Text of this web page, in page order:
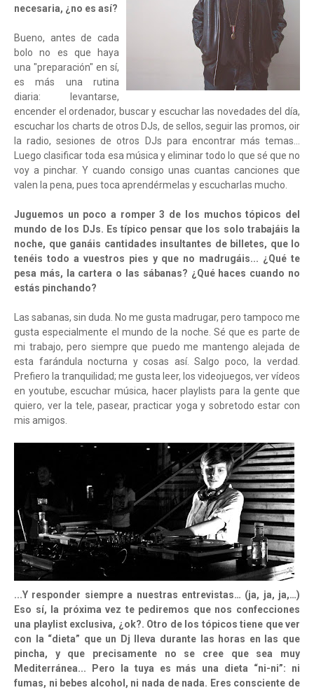
necesaria, ¿no es así?
Bueno, antes de cada
bolo no es que haya
una "preparación" en sí,
es más una rutina
diaria: levantarse,
encender el ordenador, buscar y escuchar las novedades del día,
escuchar los charts de otros DJs, de sellos, seguir las promos, oir
la radio, sesiones de otros DJs para encontrar más temas…
Luego clasificar toda esa música y eliminar todo lo que sé que no
voy a pinchar. Y cuando consigo unas cuantas canciones que
valen la pena, pues toca aprendérmelas y escucharlas mucho.
Juguemos un poco a romper 3 de los muchos tópicos del
mundo de los DJs. Es típico pensar que los solo trabajáis la
noche, que ganáis cantidades insultantes de billetes, que lo
tenéis todo a vuestros pies y que no madrugáis... ¿Qué te
pesa más, la cartera o las sábanas? ¿Qué haces cuando no
estás pinchando?
Las sabanas, sin duda. No me gusta madrugar, pero tampoco me
gusta especialmente el mundo de la noche. Sé que es parte de
mi trabajo, pero siempre que puedo me mantengo alejada de
esta farándula nocturna y cosas así. Salgo poco, la verdad.
Prefiero la tranquilidad; me gusta leer, los videojuegos, ver vídeos
en youtube, escuchar música, hacer playlists para la gente que
quiero, ver la tele, pasear, practicar yoga y sobretodo estar con
mis amigos.
...Y responder siempre a nuestras entrevistas… (ja, ja, ja,…)
Eso sí, la próxima vez te pediremos que nos confecciones
una playlist exclusiva, ¿ok?. Otro de los tópicos tiene que ver
con la “dieta” que un Dj lleva durante las horas en las que
pincha, y que precisamente no se cree que sea muy
Mediterránea... Pero la tuya es más una dieta “ni-ni”: ni
fumas, ni bebes alcohol, ni nada de nada. Eres consciente de